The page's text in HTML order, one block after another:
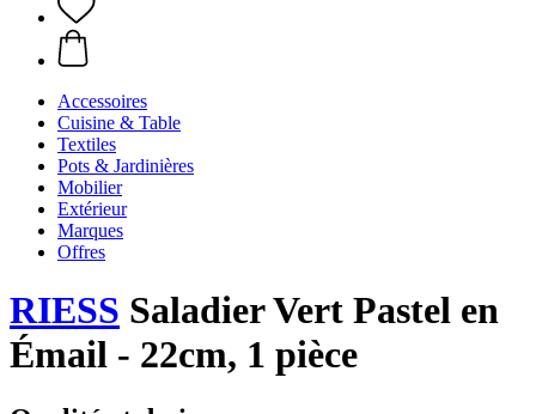
Accessoires
Cuisine & Table
Textiles
Pots & Jardinières
Mobilier
Extérieur
Marques
Offres
RIESS Saladier Vert Pastel en
Émail - 22cm, 1 pièce